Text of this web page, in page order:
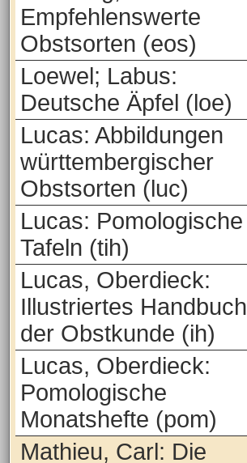
Empfehlenswerte
Obstsorten (eos)
Loewel; Labus:
Deutsche Äpfel (loe)
Lucas: Abbildungen
württembergischer
Obstsorten (luc)
Lucas: Pomologische
Tafeln (tih)
Lucas, Oberdieck:
Illustriertes Handbuch
der Obstkunde (ih)
Lucas, Oberdieck:
Pomologische
Monatshefte (pom)
Mathieu, Carl: Die